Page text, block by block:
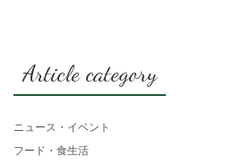
Article category
ニュース・イベント
フード・食生活